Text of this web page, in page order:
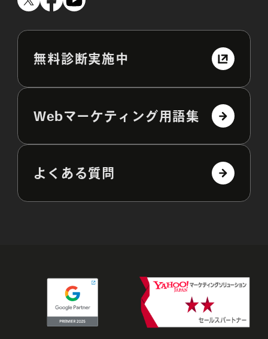
無料診断実施中
Webマーケティング用語集
よくある質問